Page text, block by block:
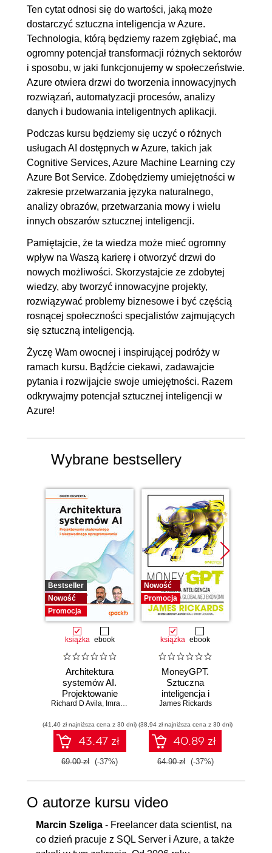
Ten cytat odnosi się do wartości, jaką może
dostarczyć sztuczna inteligencja w Azure.
Technologia, którą będziemy razem zgłębiać, ma
ogromny potencjał transformacji różnych sektorów
i sposobu, w jaki funkcjonujemy w społeczeństwie.
Azure otwiera drzwi do tworzenia innowacyjnych
rozwiązań, automatyzacji procesów, analizy
danych i budowania inteligentnych aplikacji.
Podczas kursu będziemy się uczyć o różnych
usługach AI dostępnych w Azure, takich jak
Cognitive Services, Azure Machine Learning czy
Azure Bot Service. Zdobędziemy umiejętności w
zakresie przetwarzania języka naturalnego,
analizy obrazów, przetwarzania mowy i wielu
innych obszarów sztucznej inteligencji.
Pamiętajcie, że ta wiedza może mieć ogromny
wpływ na Waszą karierę i otworzyć drzwi do
nowych możliwości. Skorzystajcie ze zdobytej
wiedzy, aby tworzyć innowacyjne projekty,
rozwiązywać problemy biznesowe i być częścią
rosnącej społeczności specjalistów zajmujących
się sztuczną inteligencją.
Życzę Wam owocnej i inspirującej podróży w
ramach kursu. Bądźcie ciekawi, zadawajcie
pytania i rozwijajcie swoje umiejętności. Razem
odkrywajmy potencjał sztucznej inteligencji w
Azure!
Wybrane bestsellery
Bestseller
Nowość
Promocja
książka ebook
Architektura
systemów AI.
Projektowanie
skalowalnego i
oprogramowania
Richard D Avila, Imran Ahmad
(41,40 zł najniższa cena z 30 dni)
43.47 zł
69.00 zł (-37%)
Nowość
Promocja
książka ebook
MoneyGPT.
Sztuczna
inteligencja i
zagrożenie dla
James Rickards
(38,94 zł najniższa cena z 30 dni)
40.89 zł
64.90 zł (-37%)
O autorze kursu video
Marcin Szeliga - Freelancer data scientist, na
co dzień pracuje z SQL Server i Azure, a także